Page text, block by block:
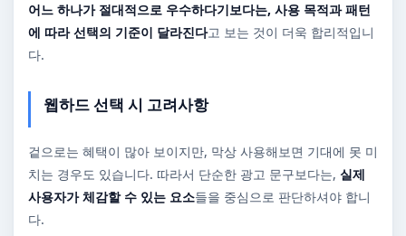
어느 하나가 절대적으로 우수하다기보다는, 사용 목적과 패턴
에 따라 선택의 기준이 달라진다고 보는 것이 더욱 합리적입니
다.
웹하드 선택 시 고려사항
겉으로는 혜택이 많아 보이지만, 막상 사용해보면 기대에 못 미
치는 경우도 있습니다. 따라서 단순한 광고 문구보다는, 실제
사용자가 체감할 수 있는 요소들을 중심으로 판단하셔야 합니
다.